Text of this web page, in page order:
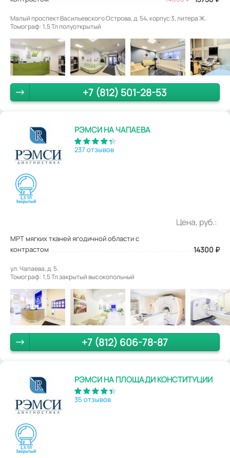
Малый проспект Васильевского Острова, д. 54, корпус 3, литера Ж.
Томограф: 1,5 Тл полуоткрытый
+7 (812) 501-28-53
РЭМСИ НА ЧАПАЕВА
237 отзывов
Цена, руб.:
МРТ мягких тканей ягодичной области с
контрастом
14300 ₽
ул. Чапаева, д. 5.
Томограф: 1,5 Тл закрытый высокопольный
+7 (812) 606-78-87
РЭМСИ НА ПЛОЩАДИ КОНСТИТУЦИИ
35 отзывов